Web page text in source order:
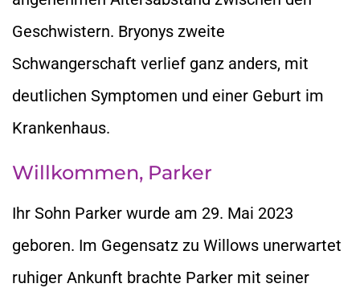
Geschwistern. Bryonys zweite
Schwangerschaft verlief ganz anders, mit
deutlichen Symptomen und einer Geburt im
Krankenhaus.
Willkommen, Parker
Ihr Sohn Parker wurde am 29. Mai 2023
geboren. Im Gegensatz zu Willows unerwartet
ruhiger Ankunft brachte Parker mit seiner